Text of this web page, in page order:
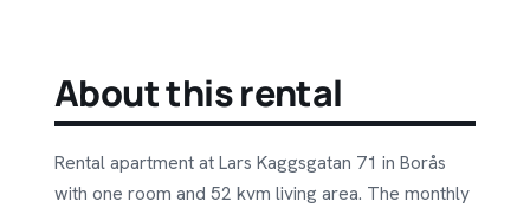
About this rental
Rental apartment at Lars Kaggsgatan 71 in Borås
with one room and 52 kvm living area. The monthly